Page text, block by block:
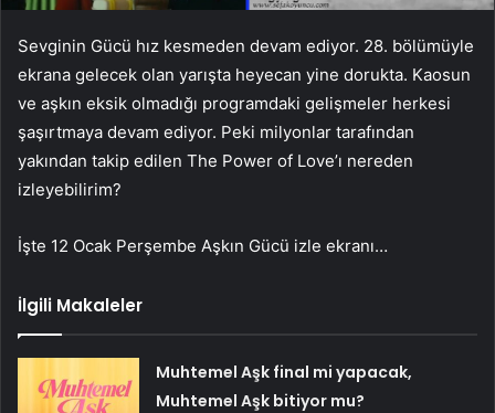
Sevginin Gücü hız kesmeden devam ediyor. 28. bölümüyle
ekrana gelecek olan yarışta heyecan yine dorukta. Kaosun
ve aşkın eksik olmadığı programdaki gelişmeler herkesi
şaşırtmaya devam ediyor. Peki milyonlar tarafından
yakından takip edilen The Power of Love’ı nereden
izleyebilirim?
İşte 12 Ocak Perşembe Aşkın Gücü izle ekranı…
İlgili Makaleler
Muhtemel Aşk final mi yapacak,
Muhtemel Aşk bitiyor mu?